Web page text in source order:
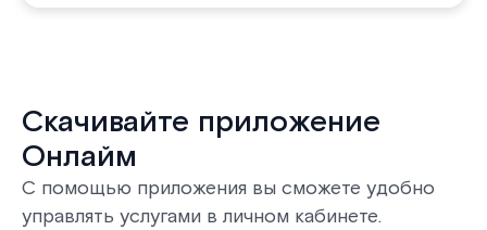
Скачивайте приложение
Онлайм
С помощью приложения вы сможете удобно
управлять услугами в личном кабинете.